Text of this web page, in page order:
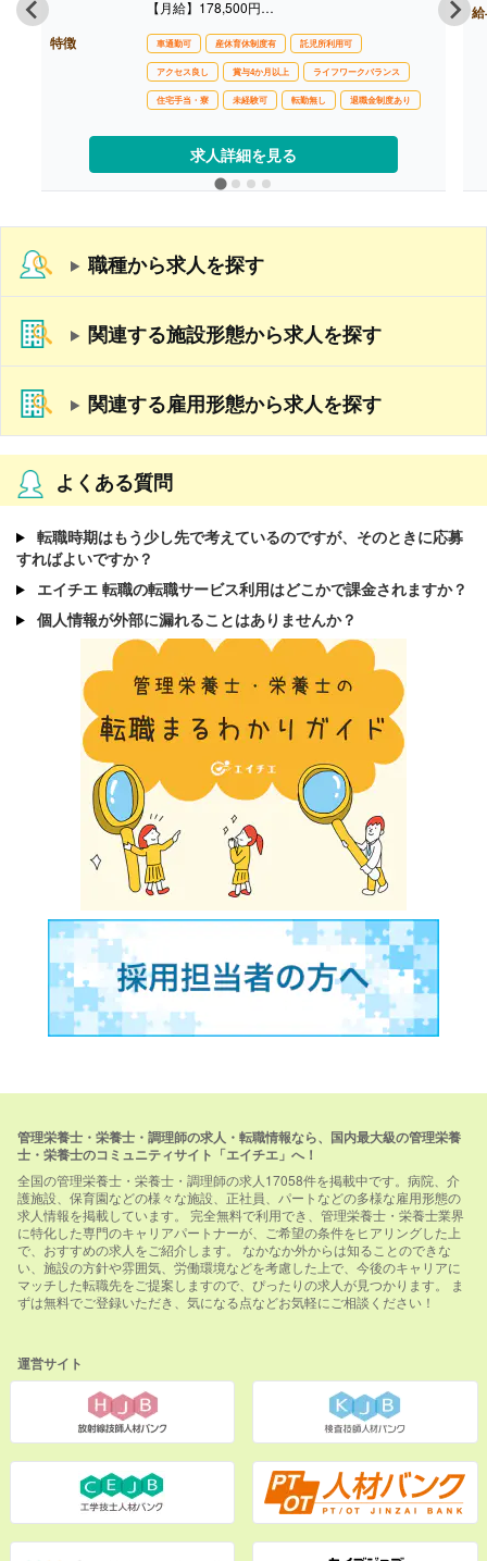
【月給】178,500円
・基本給 140,000円
・職務手当 20,000円
・資格手当 5,000円
・調整手当 5,000円
・ペースアップ手当 8,500円
【通勤手当】あり（上限なし）※2km以上で支給
【昇給】あり（1月あたり3,000円-7,000円）※前
特徴 車通勤可 産休育休制度有 託児所利用可
アクセス良し 賞与4か月以上 ライフワークバランス
住宅手当・寮 未経験可 転勤無し 退職金制度あり
求人詳細を見る
職種から求人を探す
関連する施設形態から求人を探す
関連する雇用形態から求人を探す
よくある質問
転職時期はもう少し先で考えているのですが、そのときに応募
すればよいですか？
エイチエ 転職の転職サービス利用はどこかで課金されますか？
個人情報が外部に漏れることはありませんか？
管理栄養士・栄養士・調理師の求人・転職情報なら、国内最大級の管理栄養
士・栄養士のコミュニティサイト「エイチエ」へ！
全国の管理栄養士・栄養士・調理師の求人17058件を掲載中です。病院、介
護施設、保育園などの様々な施設、正社員、パートなどの多様な雇用形態の
求人情報を掲載しています。 完全無料で利用でき、管理栄養士・栄養士業界
に特化した専門のキャリアパートナーが、ご希望の条件をヒアリングした上
で、おすすめの求人をご紹介します。 なかなか外からは知ることのできな
い、施設の方針や雰囲気、労働環境などを考慮した上で、今後のキャリアに
マッチした転職先をご提案しますので、ぴったりの求人が見つかります。 ま
ずは無料でご登録いただき、気になる点などお気軽にご相談ください！
運営サイト